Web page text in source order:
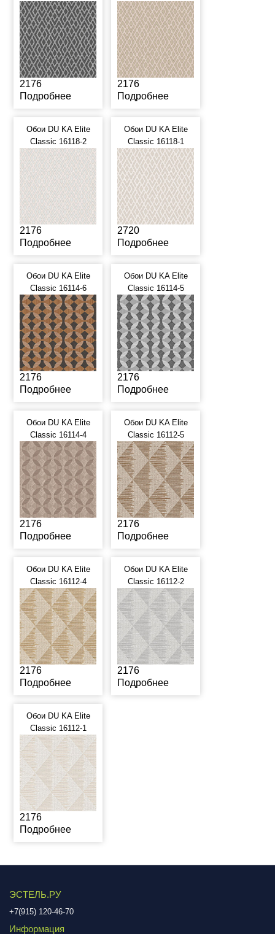
2176
Подробнее
2176
Подробнее
Обои DU KA Elite
Classic 16118-2
2176
Подробнее
Обои DU KA Elite
Classic 16118-1
2720
Подробнее
Обои DU KA Elite
Classic 16114-6
2176
Подробнее
Обои DU KA Elite
Classic 16114-5
2176
Подробнее
Обои DU KA Elite
Classic 16114-4
2176
Подробнее
Обои DU KA Elite
Classic 16112-5
2176
Подробнее
Обои DU KA Elite
Classic 16112-4
2176
Подробнее
Обои DU KA Elite
Classic 16112-2
2176
Подробнее
Обои DU KA Elite
Classic 16112-1
2176
Подробнее
ЭСТЕЛЬ.РУ
+7(915) 120-46-70
Информация